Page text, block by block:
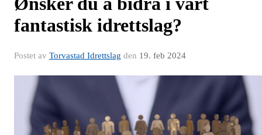
fantastisk idrettslag?
Postet av Torvastad Idrettslag den 19. feb 2024